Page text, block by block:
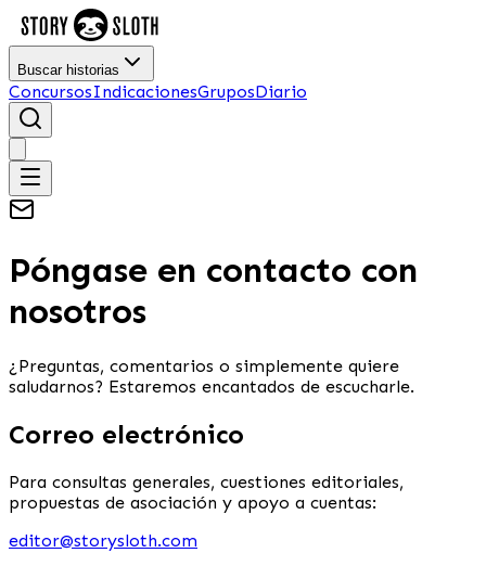
Buscar historias
ConcursosIndicacionesGruposDiario
Póngase en contacto con
nosotros
¿Preguntas, comentarios o simplemente quiere
saludarnos? Estaremos encantados de escucharle.
Correo electrónico
Para consultas generales, cuestiones editoriales,
propuestas de asociación y apoyo a cuentas:
editor@storysloth.com